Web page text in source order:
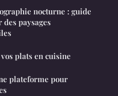
nocturne : guide
paysages
plats en cuisine
plateforme pour